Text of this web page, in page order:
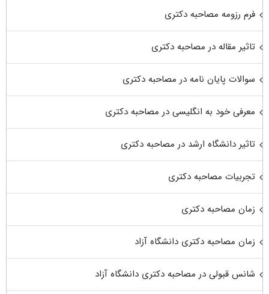
فرم رزومه مصاحبه دکتری
تاثیر مقاله در مصاحبه دکتری
سوالات پایان نامه در مصاحبه دکتری
معرفی خود به انگلیسی در مصاحبه دکتری
تاثیر دانشگاه ارشد در مصاحبه دکتری
تجربیات مصاحبه دکتری
زمان مصاحبه دکتری
زمان مصاحبه دکتری دانشگاه آزاد
شانس قبولی در مصاحبه دکتری دانشگاه آزاد